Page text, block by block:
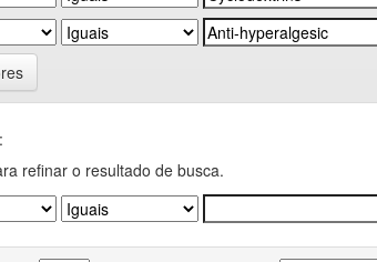
refinar o resultado de busca.